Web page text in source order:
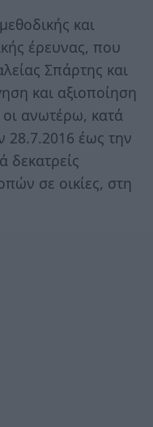
και
έρευνας, που
Σπάρτης και
και αξιοποίηση
οι ανωτέρω, κατά
28.7.2016 έως την
δεκατρείς
σε οικίες, στη